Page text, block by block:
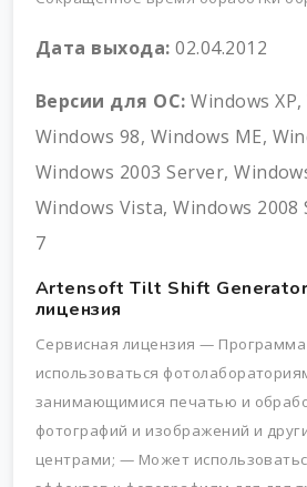
Дата выхода: 02.04.2012
Версии для ОС: Windows
Windows 98, Windows ME,
Windows 2003 Server,
Windows Vista, Windows 2008
7
Artensoft Tilt Shift Generator
лицензия
Сервисная лицензия —
использоваться
занимающимися печатью и
фотографий и изображений и
центрами; — Может